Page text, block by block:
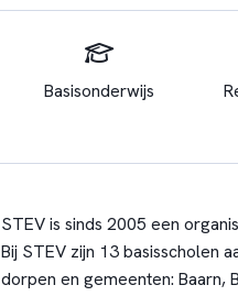
Basisonderwijs
STEV is sinds 2005 een
Bij STEV zijn 13 basisscholen
dorpen en gemeenten: Baarn,